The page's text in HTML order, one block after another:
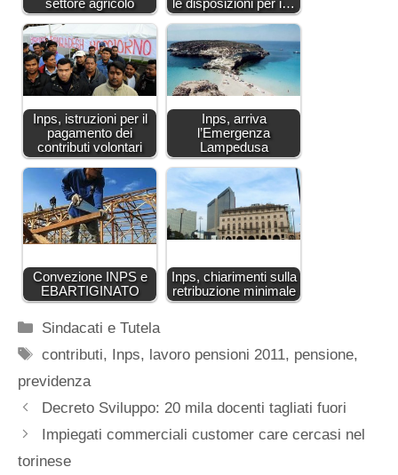
Inps, istruzioni per il
pagamento dei
contributi volontari
Inps, arriva
l’Emergenza
Lampedusa
Convezione INPS e
EBARTIGINATO
Inps, chiarimenti sulla
retribuzione minimale
Categorie
Sindacati e Tutela
Tag
contributi, Inps, lavoro pensioni 2011, pensione,
previdenza
Decreto Sviluppo: 20 mila docenti tagliati fuori
Impiegati commerciali customer care cercasi nel
torinese